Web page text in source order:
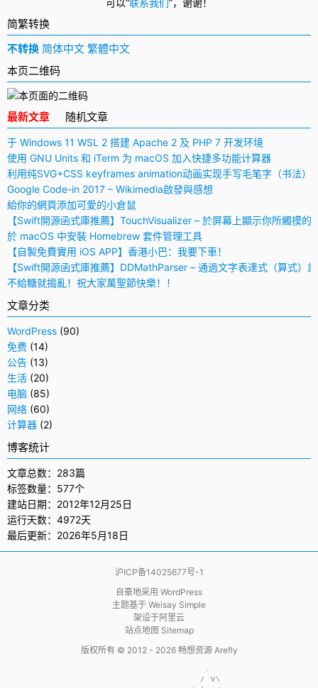
可以“联系我们”， 谢谢！
简繁转换
不转换 简体中文 繁體中文
本页二维码
最新文章 随机文章
于 Windows 11 WSL 2 搭建 Apache 2 及 PHP 7 开发环境
使用 GNU Units 和 iTerm 为 macOS 加入快捷多功能计算器
利用纯SVG+CSS keyframes animation动画实现手写毛笔字（书法）
Google Code-in 2017 – Wikimedia啟發與感想
給你的網頁添加可愛的小倉鼠
【Swift開源函式庫推薦】TouchVisualizer – 於屏幕上顯示你所觸摸的
於 macOS 中安裝 Homebrew 套件管理工具
【自製免費實用 iOS APP】香港小巴：我要下車！
【Swift開源函式庫推薦】DDMathParser – 通過文字表達式（算式）
不給糖就搗亂！祝大家萬聖節快樂！！
文章分类
WordPress (90)
免费 (14)
公告 (13)
生活 (20)
电脑 (85)
网络 (60)
计算器 (2)
博客统计
文章总数：283篇
标签数量：577个
建站日期：2012年12月25日
运行天数：4972天
最后更新：2026年5月18日
沪ICP备14025677号-1
自豪地采用 WordPress
主题基于 Weisay Simple
架设于阿里云
站点地图 Sitemap
版权所有 © 2012 - 2026 畅想资源 Arefly
                     .
                    / V\